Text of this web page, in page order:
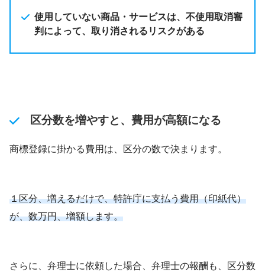
使用していない商品・サービスは、不使用取消審
判によって、取り消されるリスクがある
区分数を増やすと、費用が高額になる
商標登録に掛かる費用は、区分の数で決まります。
１区分、増えるだけで、特許庁に支払う費用（印紙代）
が、数万円、増額します。
さらに、弁理士に依頼した場合、弁理士の報酬も、区分数